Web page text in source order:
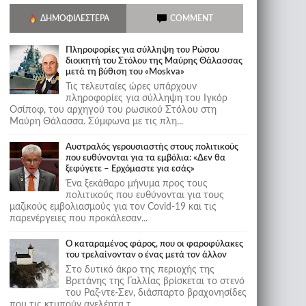
ΔΗΜΟΦΙΛΈΣΤΕΡΑ COMMENT
Πληροφορίες για σύλληψη του Ρώσου
διοικητή του Στόλου της Mαύρης Θάλασσας
μετά τη βύθιση του «Moskva»
Τις τελευταίες ώρες υπάρχουν
πληροφορίες για σύλληψη του Ιγκόρ
Οσίποφ, του αρχηγού του ρωσικού Στόλου στη
Μαύρη Θάλασσα. Σύμφωνα με τις πλη...
Αυστραλός γερουσιαστής στους πολιτικούς
που ευθύνονται για τα εμβόλια: «Δεν θα
ξεφύγετε – Ερχόμαστε για εσάς»
Ένα ξεκάθαρο μήνυμα προς τους
πολιτικούς που ευθύνονται για τους
μαζικούς εμβολιασμούς για τον Covid-19 και τις
παρενέργειες που προκάλεσαν...
Ο καταραμένος φάρος, που οι φαροφύλακες
του τρελαίνονταν ο ένας μετά τον άλλον
Στο δυτικό άκρο της περιοχής της
Βρετάνης της Γαλλίας βρίσκεται το στενό
του Ραζ-ντε-Σεν, διάσπαρτο βραχονησίδες